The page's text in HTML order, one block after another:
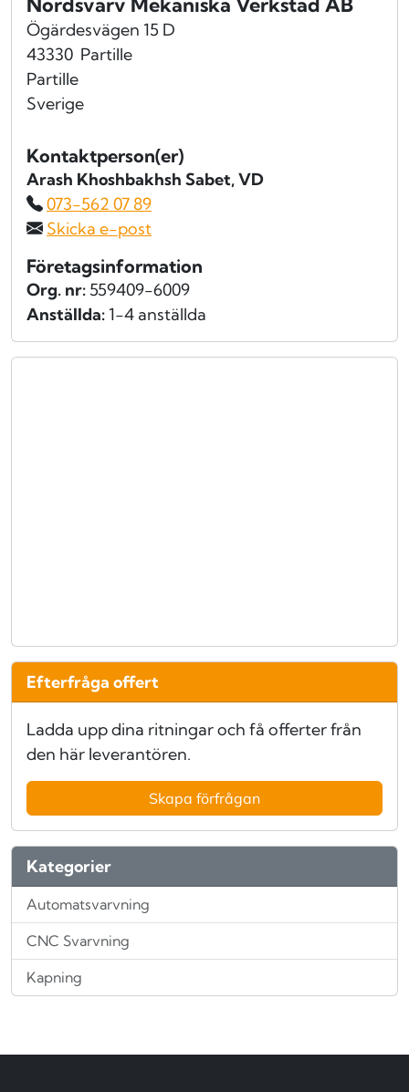
Nordsvarv Mekaniska Verkstad AB
Ögärdesvägen 15 D
43330 Partille
Partille
Sverige
Kontaktperson(er)
Arash Khoshbakhsh Sabet, VD
073-562 07 89
Skicka e-post
Företagsinformation
Org. nr: 559409-6009
Anställda:1-4 anställda
Efterfråga offert
Ladda upp dina ritningar och få offerter från
den här leverantören.
Skapa förfrågan
Kategorier
Automatsvarvning
CNC Svarvning
Kapning